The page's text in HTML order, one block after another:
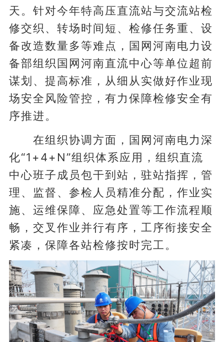
天。针对今年特高压直流站与交流站检
修交织、转场时间短、检修任务重、设
备改造数量多等难点，国网河南电力设
备部组织国网河南直流中心等单位超前
谋划、提高标准，从细从实做好作业现
场安全风险管控，有力保障检修安全有
序推进。
在组织协调方面，国网河南电力深
化“1+4+N”组织体系应用，组织直流
中心班子成员包干到站，驻站指挥，管
理、监督、参检人员精准分配，作业实
施、运维保障、应急处置等工作流程顺
畅，交叉作业并行有序，工序衔接安全
紧凑，保障各站检修按时完工。